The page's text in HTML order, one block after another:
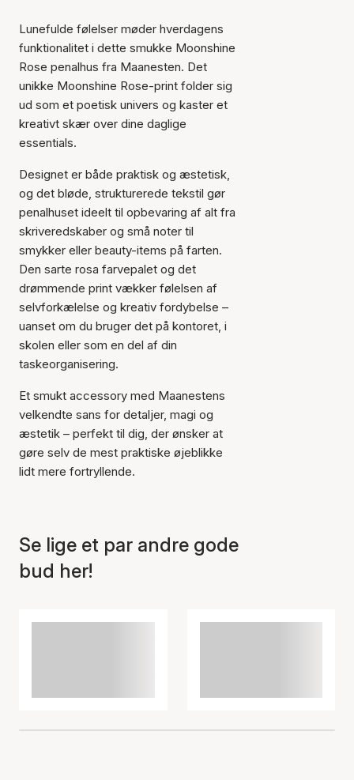
Varen er tilføjet til kurven
Lunefulde følelser møder hverdagens
funktionalitet i dette smukke Moonshine
Rose penalhus fra Maanesten. Det
unikke Moonshine Rose-print folder sig
ud som et poetisk univers og kaster et
kreativt skær over dine daglige
essentials.
Designet er både praktisk og æstetisk,
og det bløde, strukturerede tekstil gør
penalhuset ideelt til opbevaring af alt fra
skriveredskaber og små noter til
smykker eller beauty-items på farten.
Den sarte rosa farvepalet og det
drømmende print vækker følelsen af
selvforkælelse og kreativ fordybelse –
uanset om du bruger det på kontoret, i
skolen eller som en del af din
taskeorganisering.
Et smukt accessory med Maanestens
velkendte sans for detaljer, magi og
æstetik – perfekt til dig, der ønsker at
gøre selv de mest praktiske øjeblikke
lidt mere fortryllende.
Se lige et par andre gode
bud her!